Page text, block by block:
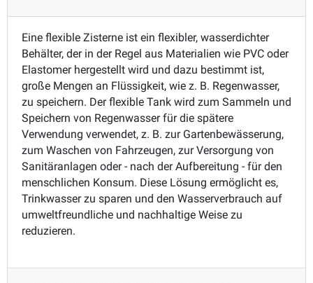
Eine flexible Zisterne ist ein flexibler, wasserdichter
Behälter, der in der Regel aus Materialien wie PVC oder
Elastomer hergestellt wird und dazu bestimmt ist,
große Mengen an Flüssigkeit, wie z. B. Regenwasser,
zu speichern. Der flexible Tank wird zum Sammeln und
Speichern von Regenwasser für die spätere
Verwendung verwendet, z. B. zur Gartenbewässerung,
zum Waschen von Fahrzeugen, zur Versorgung von
Sanitäranlagen oder - nach der Aufbereitung - für den
menschlichen Konsum. Diese Lösung ermöglicht es,
Trinkwasser zu sparen und den Wasserverbrauch auf
umweltfreundliche und nachhaltige Weise zu
reduzieren.